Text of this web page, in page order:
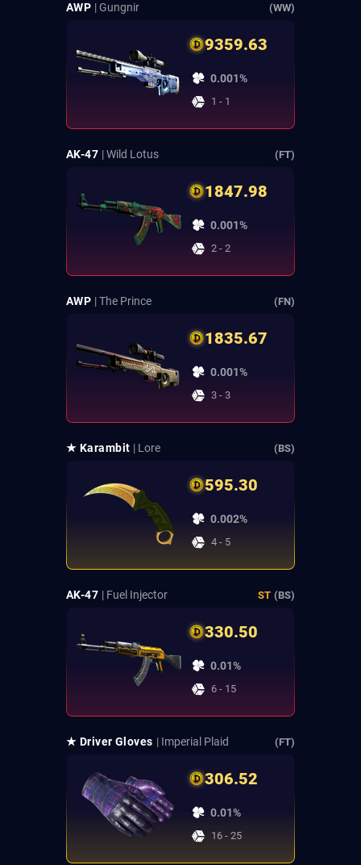
AWP | Gungnir (WW)
9359.63
0.001%
1 - 1
AK-47 | Wild Lotus (FT)
1847.98
0.001%
2 - 2
AWP | The Prince (FN)
1835.67
0.001%
3 - 3
★ Karambit | Lore (BS)
595.30
0.002%
4 - 5
AK-47 | Fuel Injector ST (BS)
330.50
0.01%
6 - 15
★ Driver Gloves | Imperial Plaid (FT)
306.52
0.01%
16 - 25